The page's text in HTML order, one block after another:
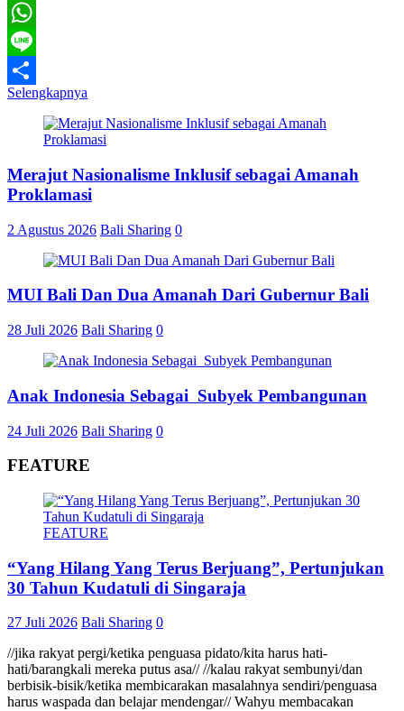
Telegram
WhatsApp
Line
Share
Selengkapnya
Merajut Nasionalisme Inklusif sebagai Amanah
Proklamasi
2 Agustus 2026 Bali Sharing 0
MUI Bali Dan Dua Amanah Dari Gubernur Bali
28 Juli 2026 Bali Sharing 0
Anak Indonesia Sebagai Subyek Pembangunan
24 Juli 2026 Bali Sharing 0
FEATURE
FEATURE
“Yang Hilang Yang Terus Berjuang”, Pertunjukan
30 Tahun Kudatuli di Singaraja
27 Juli 2026 Bali Sharing 0
//jika rakyat pergi/ketika penguasa pidato/kita harus hati-
hati/barangkali mereka putus asa// //kalau rakyat sembunyi/dan
berbisik-bisik/ketika membicarakan masalahnya sendiri/penguasa
harus waspada dan belajar mendengar// Wahyu membacakan